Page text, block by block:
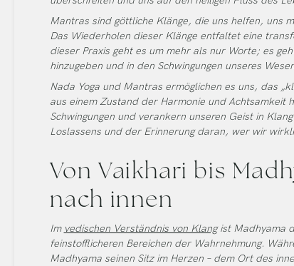
Mantras sind göttliche Klänge, die uns helfen, uns
Das Wiederholen dieser Klänge entfaltet eine
dieser Praxis geht es um mehr als nur Worte; es
hinzugeben und in den Schwingungen unseres
Nada Yoga und Mantras ermöglichen es uns, das
aus einem Zustand der Harmonie und Achtsamkeit
Schwingungen und verankern unseren Geist in
Loslassens und der Erinnerung daran, wer wir
Von Vaikhari bis
nach innen
Im vedischen Verständnis von Klangist Madhyama
feinstofflicheren Bereichen der Wahrnehmung.
Madhyama seinen Sitz im Herzen – dem Ort des